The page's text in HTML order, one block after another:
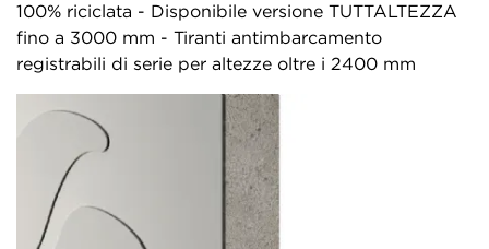
100% riciclata - Disponibile versione TUTTALTEZZA
fino a 3000 mm - Tiranti antimbarcamento
registrabili di serie per altezze oltre i 2400 mm